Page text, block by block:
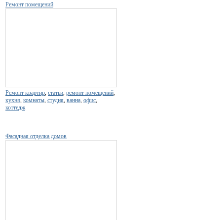
Ремонт помещений
Ремонт квартир статьи ремонт помещений
кухня комнаты студия ванна офис
коттедж
Фасадная отделка домов